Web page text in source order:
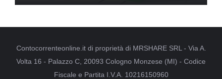
Contocorrenteonline.it di proprietà di MRSHARE SRL - Via A.
Volta 16 - Palazzo C, 20093 Cologno Monzese (MI) - Codice
Fiscale e Partita I.V.A. 10216150960